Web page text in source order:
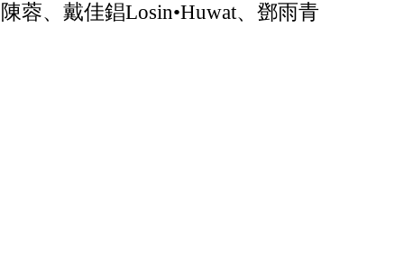
蓉、戴佳錩Losin•Huwat、 鄧雨青